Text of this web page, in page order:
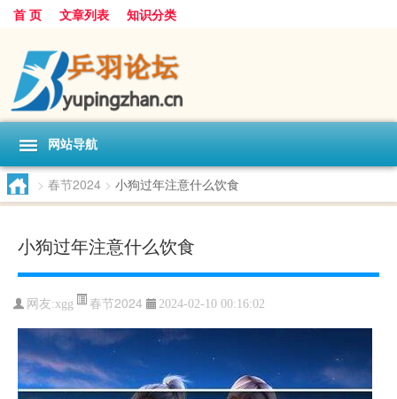
首 页 文章列表 知识分类
网站导航
> 春节2024 > 小狗过年注意什么饮食
小狗过年注意什么饮食
网友:xgg 春节2024 2024-02-10 00:16:02